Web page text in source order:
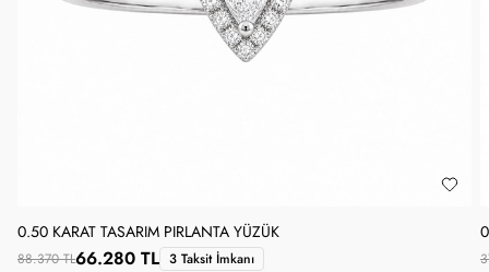
0.50 KARAT TASARIM PIRLANTA YÜZÜK
88.370 TL66.280 TL 3 Taksit İmkanı